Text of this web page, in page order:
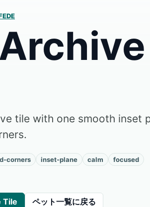
tile with one smooth inset
corners inset-plane calm
focused
Tile ペット一覧に戻る